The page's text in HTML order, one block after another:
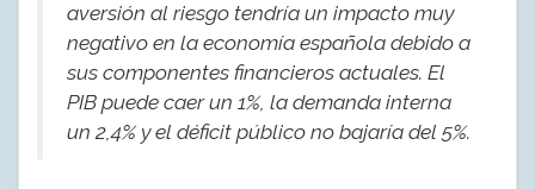
aversión al riesgo tendría un impacto muy
negativo en la economía española debido a
sus componentes financieros actuales. El
PIB puede caer un 1%, la demanda interna
un 2,4% y el déficit público no bajaría del 5%.